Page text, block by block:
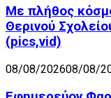
Με πλήθος
Θερινού
(pics,vid)
08/08/202608/08/